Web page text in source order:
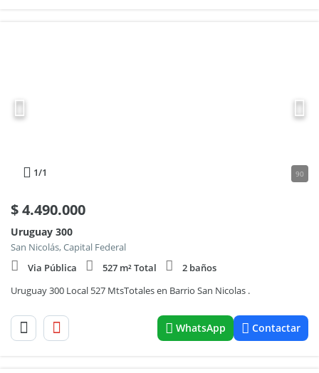
1/1 90
$4.490.000
Uruguay 300
San Nicolás, Capital Federal
Via Pública
527 m² Total
2 baños
Uruguay 300 Local 527 MtsTotales en Barrio San Nicolas .
WhatsApp Contactar